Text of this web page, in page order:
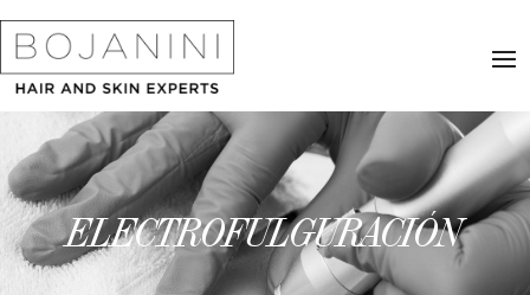
ELECTROFULGURACIÓN